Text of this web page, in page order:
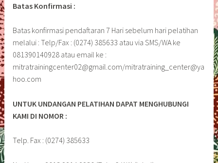
Batas Konfirmasi :
Batas konfirmasi pendaftaran 7 Hari sebelum hari pelatihan
melalui : Telp/Fax : (0274) 385633 atau via SMS/WA ke
081390140928 atau email ke :
mitratrainingcenter02@gmail.com/mitratraining_center@ya
hoo.com
UNTUK UNDANGAN PELATIHAN DAPAT MENGHUBUNGI
KAMI DI NOMOR :
Telp. Fax : (0274) 385633